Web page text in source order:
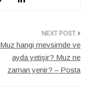
Muz hangi mevsimde ve
ayda yetişir? Muz ne
zaman yenir? – Posta